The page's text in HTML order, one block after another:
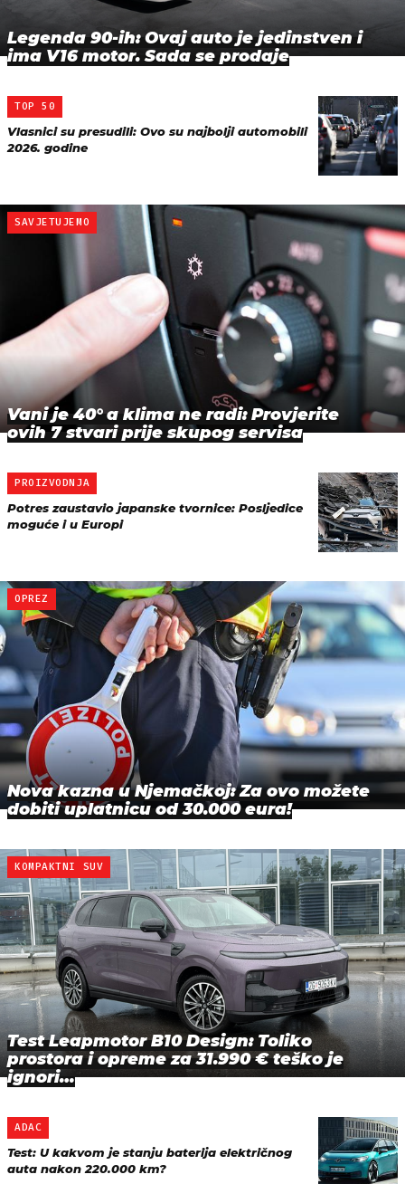
Legenda 90-ih: Ovaj auto je jedinstven i
ima V16 motor. Sada se prodaje
TOP 50
Vlasnici su presudili: Ovo su najbolji automobili
2026. godine
SAVJETUJEMO
Vani je 40° a klima ne radi: Provjerite
ovih 7 stvari prije skupog servisa
PROIZVODNJA
Potres zaustavio japanske tvornice: Posljedice
moguće i u Europi
OPREZ
Nova kazna u Njemačkoj: Za ovo možete
dobiti uplatnicu od 30.000 eura!
KOMPAKTNI SUV
Test Leapmotor B10 Design: Toliko
prostora i opreme za 31.990 € teško je
ignori…
ADAC
Test: U kakvom je stanju baterija električnog
auta nakon 220.000 km?